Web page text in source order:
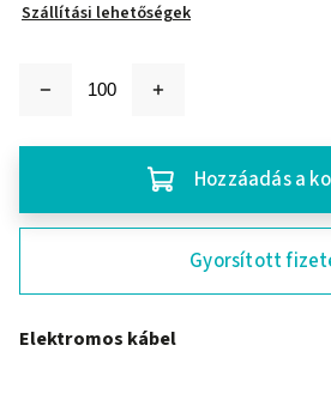
Szállítási lehetőségek
Hozzáadás a
Gyorsított
Elektromos kábel